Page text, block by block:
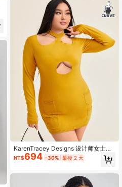
KarenTracey Designs 设计师女士加
大前开襟紧身毛衣裙，秋季，适合秋
冬季、度假、派对、节日
NT$694 -30% 最後 2 天